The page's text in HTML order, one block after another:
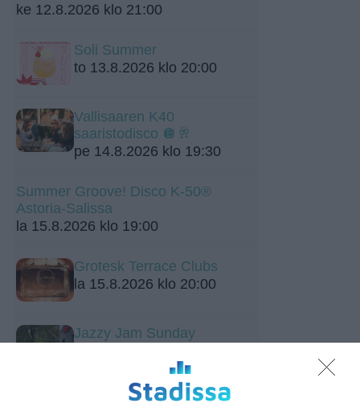
ke 12.8.2026 klo 21:00
Soli Summer
to 13.8.2026 klo 20:00
Vallisaaren K40
saaristodisco 🪩🥂
pe 14.8.2026 klo 19:30
Summer Groove! Disco K-50®
Astoria-Salissa
la 15.8.2026 klo 19:00
Grotesk Terrace Clubs
la 15.8.2026 klo 20:00
Jazzy Jam Sunday